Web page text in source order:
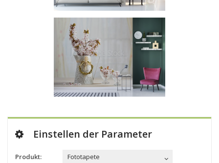
Einstellen der Parameter
Produkt: Fototapete